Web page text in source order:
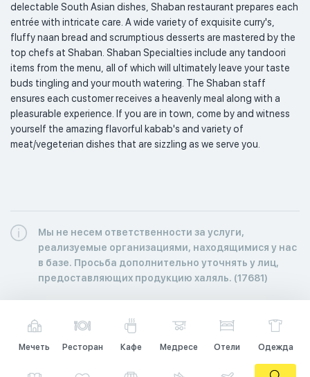
delectable South Asian dishes, Shaban restaurant prepares each
entrée with intricate care. A wide variety of exquisite curry's,
fluffy naan bread and scrumptious desserts are mastered by the
top chefs at Shaban. Shaban Specialties include any tandoori
items from the menu, all of which will ultimately leave your taste
buds tingling and your mouth watering. The Shaban staff
ensures each customer receives a heavenly meal along with a
pleasurable experience. If you are in town, come by and witness
yourself the amazing flavorful kabab's and variety of
meat/vegeterian dishes that are sizzling as we serve you.
Мы не несем ответственности за услуги,
реализуемые организациями, находящимися у нас
в базе. Просьба дополнительно уточнять у лиц,
предоставляющих продукцию халяль. (17681)
Мечеть Ресторан Кафе Медресе Отели Одежда